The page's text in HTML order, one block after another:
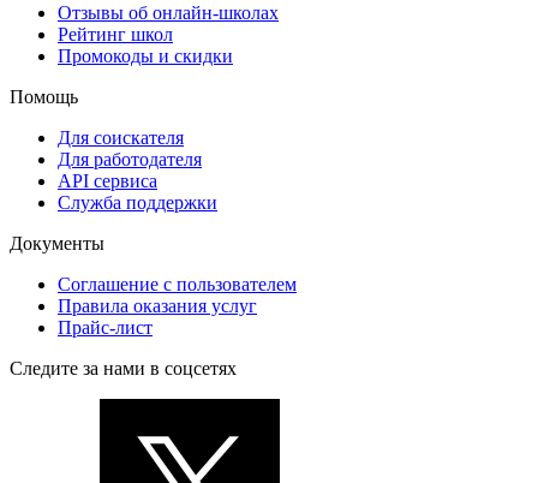
Отзывы об онлайн-школах
Рейтинг школ
Промокоды и скидки
Помощь
Для соискателя
Для работодателя
API сервиса
Служба поддержки
Документы
Соглашение с пользователем
Правила оказания услуг
Прайс-лист
Следите за нами в соцсетях